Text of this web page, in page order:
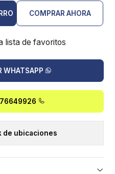
COMPRAR AHORA
lista de favoritos
WHATSAPP
de ubicaciones